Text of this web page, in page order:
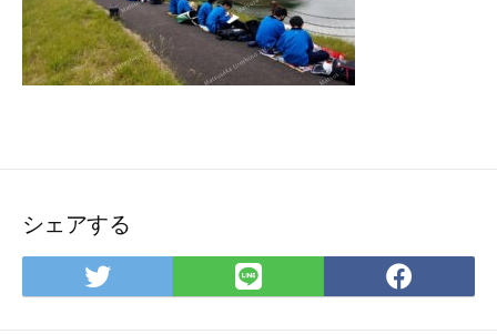
シェアする
Twitter
で
LINE
で
で